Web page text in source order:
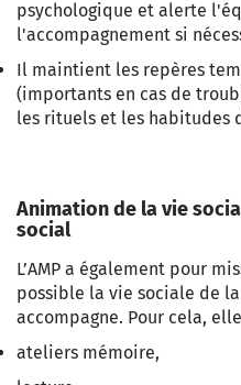
psychologique et alerte
l'accompagnement si
Il maintient les repères
(importants en cas de
les rituels et les habitudes
Animation de la vie
social
L’AMP a également pour
possible la vie sociale de
accompagne. Pour cela,
ateliers mémoire,